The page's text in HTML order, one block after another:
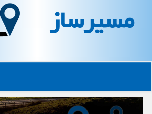
مسیرساز